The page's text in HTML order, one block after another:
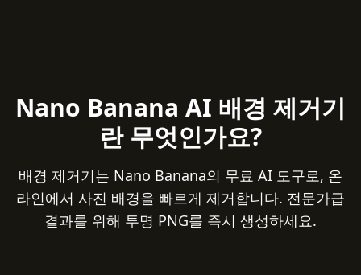
Nano Banana AI 배경 제거기
란 무엇인가요?
배경 제거기는 Nano Banana의 무료 AI 도구로, 온
라인에서 사진 배경을 빠르게 제거합니다. 전문가급
결과를 위해 투명 PNG를 즉시 생성하세요.